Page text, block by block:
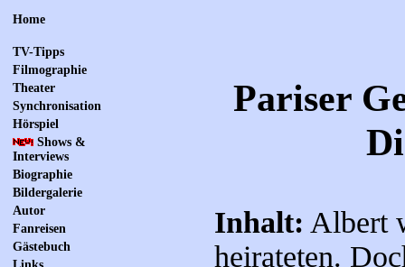
Home
TV-Tipps
Filmographie
Theater
Synchronisation
Hörspiel
Shows &
Interviews
Biographie
Bildergalerie
Autor
Fanreisen
Gästebuch
Pariser
Inhalt: Albert
heirateten.